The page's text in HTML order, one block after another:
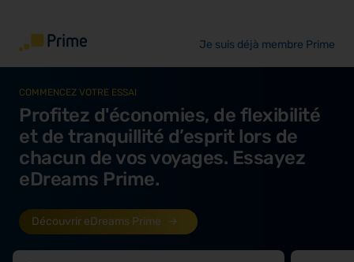
Je suis déjà membre Prime
COMMENCEZ VOTRE ESSAI
Profitez d'économies, de flexibilité
et de tranquillité d’esprit lors de
chacun de vos voyages. Essayez
eDreams Prime.
Découvrir eDreams Prime